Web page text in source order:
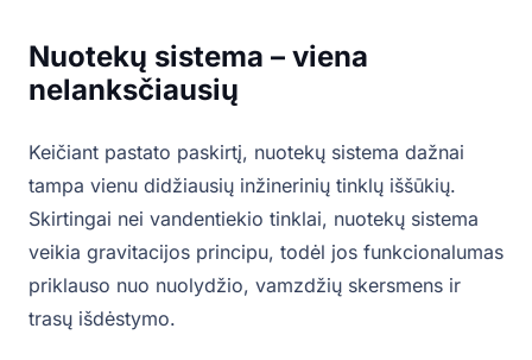
Nuotekų sistema – viena
nelanksčiausių
Keičiant pastato paskirtį, nuotekų sistema dažnai
tampa vienu didžiausių inžinerinių tinklų iššūkių.
Skirtingai nei vandentiekio tinklai, nuotekų sistema
veikia gravitacijos principu, todėl jos funkcionalumas
priklauso nuo nuolydžio, vamzdžių skersmens ir
trasų išdėstymo.